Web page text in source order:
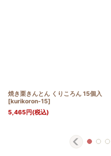
焼き栗きんとん くりころん 15個入
[kurikoron-15]
5,465円(税込)